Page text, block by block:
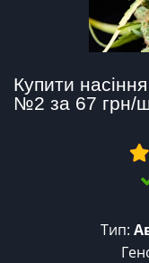
Купити
№2 за 67 грн/
Тип: